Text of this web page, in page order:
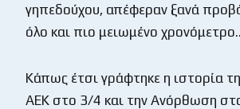
γηπεδούχου, απέφεραν ξανά
όλο και πιο μειωμένο
Κάπως έτσι γράφτηκε η ιστορία
ΑΕΚ στο 3/4 και την Ανόρθωση